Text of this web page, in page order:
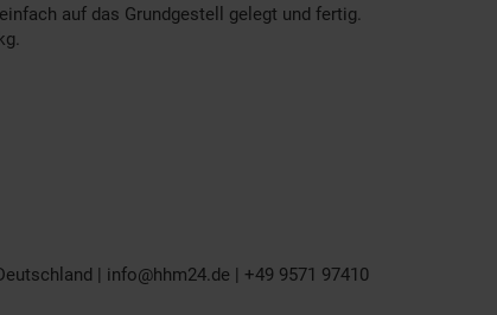
auf das Grundgestell gelegt und fertig.
| info@hhm24.de | +49 9571 97410